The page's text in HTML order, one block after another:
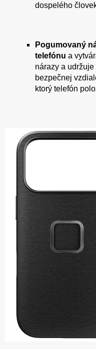
dospelého
Pogumovaný
telefónu a
nárazy a
bezpečnej
ktorý telefón